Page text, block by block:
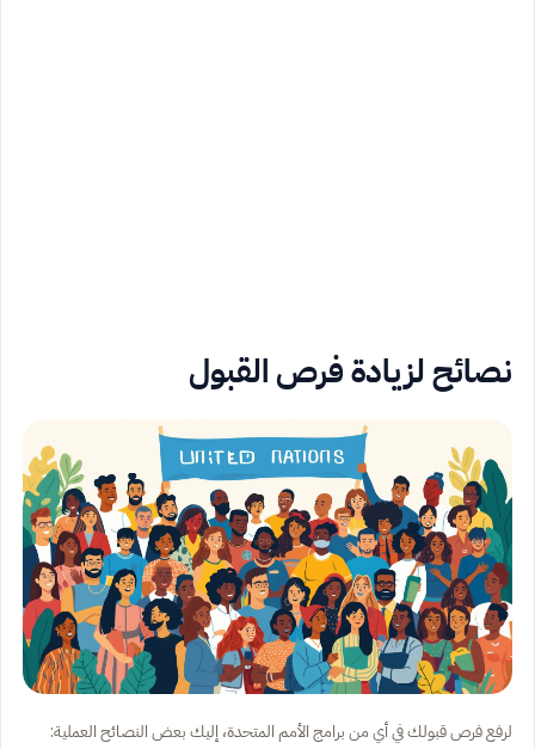
نصائح لزيادة فرص القبول
لرفع فرص قبولك في أي من برامج الأمم المتحدة، إليك بعض النصائح العملية: